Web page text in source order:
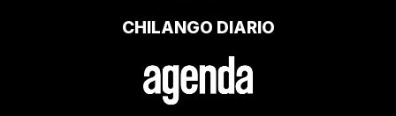
CHILANGO DIARIO